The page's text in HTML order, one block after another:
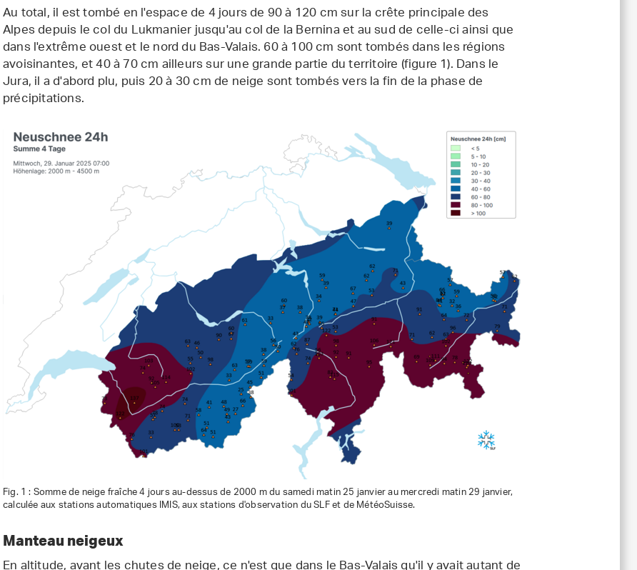
Au total, il est tombé en l'espace de 4 jours de 90 à 120 cm sur la crête principale des
Alpes depuis le col du Lukmanier jusqu'au col de la Bernina et au sud de celle-ci ainsi que
dans l'extrême ouest et le nord du Bas-Valais. 60 à 100 cm sont tombés dans les régions
avoisinantes, et 40 à 70 cm ailleurs sur une grande partie du territoire (figure 1). Dans le
Jura, il a d'abord plu, puis 20 à 30 cm de neige sont tombés vers la fin de la phase de
précipitations.
Fig. 1 : Somme de neige fraîche 4 jours au-dessus de 2000 m du samedi matin 25 janvier au mercredi matin 29 janvier,
calculée aux stations automatiques IMIS, aux stations d'observation du SLF et de MétéoSuisse.
Manteau neigeux